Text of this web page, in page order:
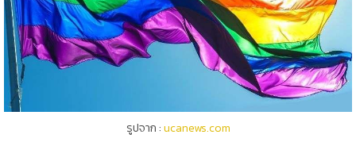
รูปจาก :ucanews.com